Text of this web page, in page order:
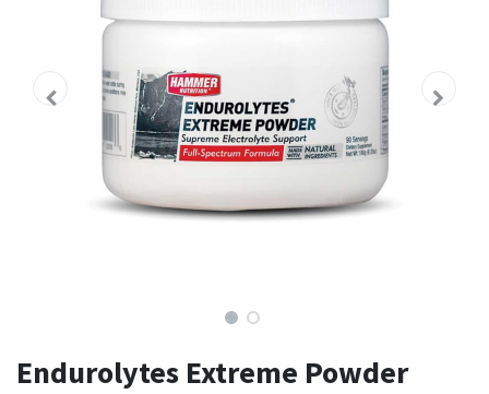
Endurolytes Extreme Powder